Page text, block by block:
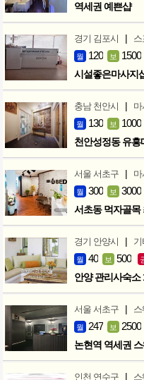
역세권 예쁜샵
경기 김포시 | 스
월 120 보 1500
시설좋은마사지
충남 천안시 | 마
월 130 보 1000
천안성정동 유흥
서울 서초구 | 마
월 300 보 3000
서초동 먹자골목
경기 안양시 | 기
월 40 보 500
안양 관리사숙소
서울 서초구 | 스
월 247 보 2500
논현역 역세권
인천 연수구 | 스